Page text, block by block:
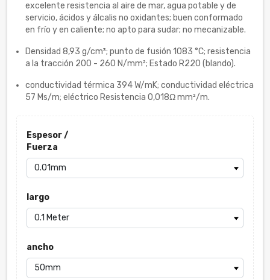
excelente resistencia al aire de mar, agua potable y de
servicio, ácidos y álcalis no oxidantes; buen conformado
en frío y en caliente; no apto para sudar; no mecanizable.
Densidad ‎8,93 g/cm³; punto de fusión 1083 °C; resistencia
a la tracción 200 - 260 N/mm²; Estado R220 (blando).
conductividad térmica 394 W/mK; conductividad eléctrica
57 Ms/m; eléctrico Resistencia 0,018Ω mm²/m.
Espesor /
Fuerza
largo
ancho